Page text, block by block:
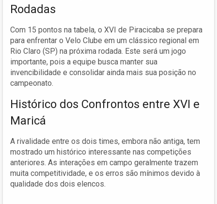
Rodadas
Com 15 pontos na tabela, o XVI de Piracicaba se prepara
para enfrentar o Velo Clube em um clássico regional em
Rio Claro (SP) na próxima rodada. Este será um jogo
importante, pois a equipe busca manter sua
invencibilidade e consolidar ainda mais sua posição no
campeonato.
Histórico dos Confrontos entre XVI e
Maricá
A rivalidade entre os dois times, embora não antiga, tem
mostrado um histórico interessante nas competições
anteriores. As interações em campo geralmente trazem
muita competitividade, e os erros são mínimos devido à
qualidade dos dois elencos.